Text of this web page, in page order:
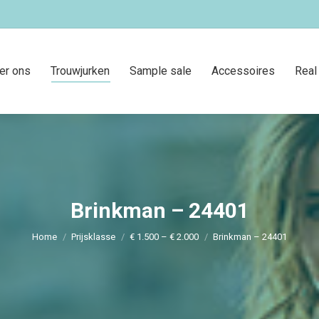
ons Trouwjurken Sample sale Accessoires
Brinkman – 24401
Je bent hier:
Home Prijsklasse € 1.500 – € 2.000 Brinkman – 24401